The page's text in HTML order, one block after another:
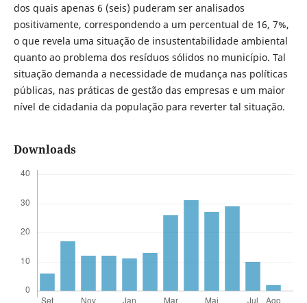
dos quais apenas 6 (seis) puderam ser analisados
positivamente, correspondendo a um percentual de 16, 7%,
o que revela uma situação de insustentabilidade ambiental
quanto ao problema dos resíduos sólidos no município. Tal
situação demanda a necessidade de mudança nas políticas
públicas, nas práticas de gestão das empresas e um maior
nível de cidadania da população para reverter tal situação.
Downloads